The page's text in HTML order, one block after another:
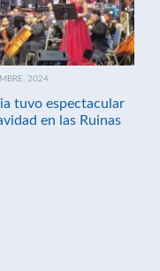
2024
tuvo espectacular
en las Ruinas